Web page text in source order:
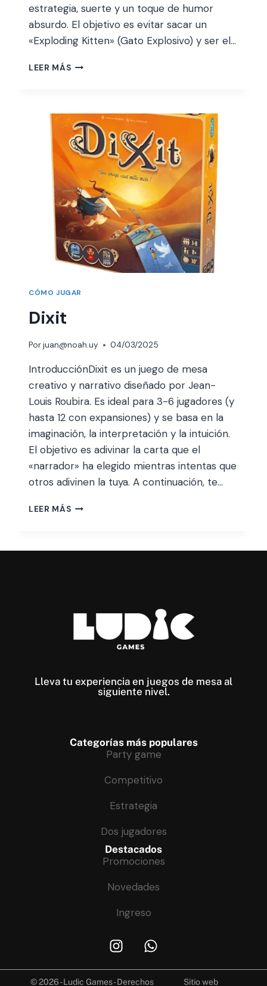
estrategia, suerte y un toque de humor
absurdo. El objetivo es evitar sacar un
«Exploding Kitten» (Gato Explosivo) y ser el…
LEER MÁS
CÓMO JUGAR
Dixit
Porjuan@noah.uy 04/03/2025
IntroducciónDixit es un juego de mesa
creativo y narrativo diseñado por Jean-
Louis Roubira. Es ideal para 3-6 jugadores (y
hasta 12 con expansiones) y se basa en la
imaginación, la interpretación y la intuición.
El objetivo es adivinar la carta que el
«narrador» ha elegido mientras intentas que
otros adivinen la tuya. A continuación, te…
LEER MÁS
Lleva tu experiencia en juegos de mesa al
siguiente nivel​.
Categorías más populares
Party game
Competitivo
Estrategia
Dos jugadores
Destacados
Promociones
Novedades
Ingreso
© 2026 - Ludic Games - Derechos Sitio web